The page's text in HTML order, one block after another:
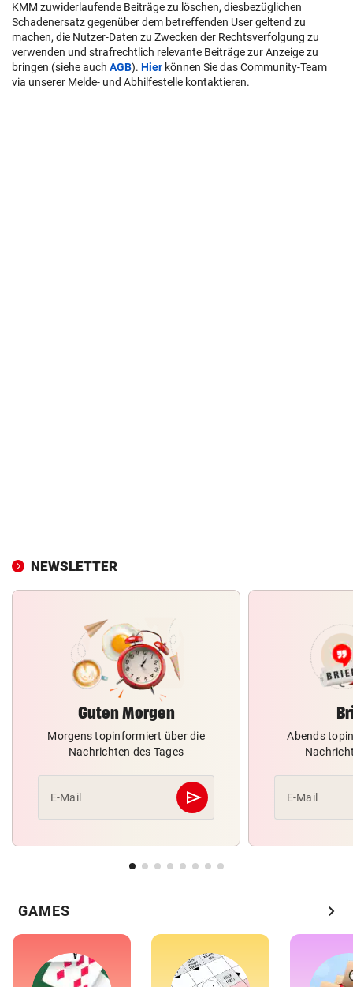
KMM zuwiderlaufende Beiträge zu löschen, diesbezüglichen
Schadenersatz gegenüber dem betreffenden User geltend zu
machen, die Nutzer-Daten zu Zwecken der Rechtsverfolgung zu
verwenden und strafrechtlich relevante Beiträge zur Anzeige zu
bringen (siehe auch AGB). Hier können Sie das Community-Team
via unserer Melde- und Abhilfestelle kontaktieren.
NEWSLETTER
Guten Morgen
Morgens topinformiert über die
Nachrichten des Tages
E-Mail send
Abschicken
Abends
E-Mail
GAMES chevron_right